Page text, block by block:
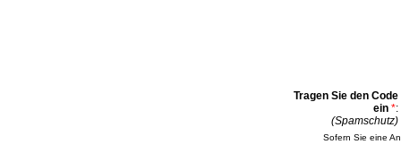
Tragen Sie den Code
ein *:
(Spamschutz)
Sofern Sie eine